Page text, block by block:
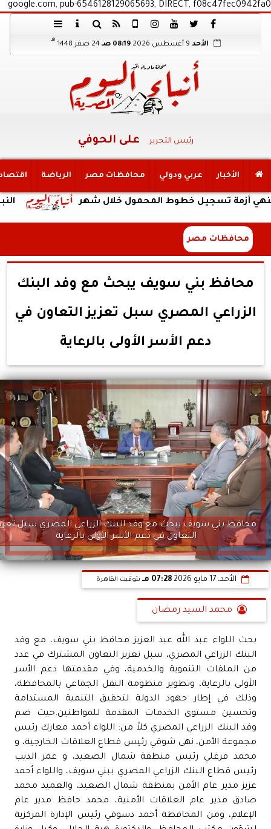
google.com, pub-6546128129065693, DIRECT, f08c47fec0942fa0
الأحد 08:19 صـ 24 صفر 1448
هـ
رئيس التحرير على الحوفي
الأخبار عربي ودولي محافظات مصر الرياضة
النبؤة تسجيل خطوط المحمول خلال شهر
محافظات مصر
محافظ بني سويف يبحث مع وفد البنك
الزراعي المصري سبل تعزيز التعاون في
دعم الأسر الأولى بالرعاية
محافظ بني سويف يبحث مع وفد البنك الزراعي المصري سبل
التعاون في دعم الأسر الأولى بالرعاية
الأحد، 17 مايو 2026 07:28 مـ بتوقيت القاهرة
محمد السيد رمضان
بحث اللواء عبد الله عبد العزيز محافظ بني سويف، مع وفد
البنك الزراعي المصري، سبل تعزيز التعاون المشترك في عدد
من الملفات التنموية والخدمية، وفي مقدمتها دعم الأسر
الأولى بالرعاية، وتطوير منظومة النقل الجماعي بالمحافظة،
وذلك في إطار جهود الدولة لتحقيق التنمية المستدامة
وتحسين مستوى الخدمات المقدمة للمواطنين.حيث ضم
وفد البنك الزراعي المصري كلاً من: اللواء أحمد معارك رئيس
مجموعة الأمن، نهى شوقي رئيس قطاع العلاقات الخارجية، و
محمد فرغلي رئيس منطقة شمال الصعيد، و عمر الديب
رئيس قطاع البنك الزراعي المصري ببني سويف، واللواء أحمد
عزيز مدير عام الأمن بمنطقة شمال الصعيد، والعميد محمد
صادق مدير عام العلاقات الأمنية، محمد حافظ مدير عام
الإعلام، ومن المحافظة أحمد دسوقي رئيس الإدارة المركزية